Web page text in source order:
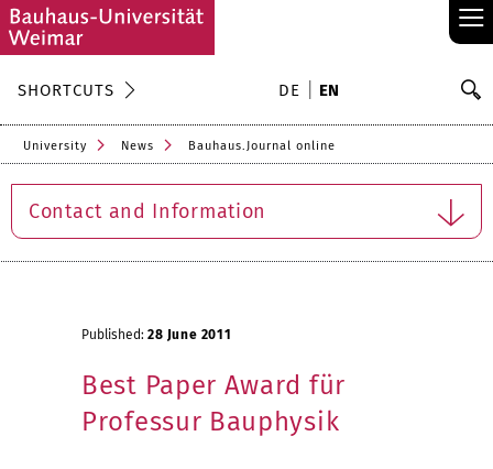
≡
SHORTCUTS DE EN
University News Bauhaus.Journal online
Contact and Information
Published: 28 June 2011
Best Paper Award für
Professur Bauphysik